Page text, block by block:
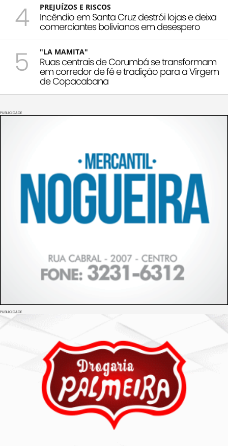
4 PREJUÍZOS E RISCOS
Incêndio em Santa Cruz destrói lojas e deixa
comerciantes bolivianos em desespero
5 "LA MAMITA"
Ruas centrais de Corumbá se transformam
em corredor de fé e tradição para a Virgem
de Copacabana
PUBLICIDADE
PUBLICIDADE